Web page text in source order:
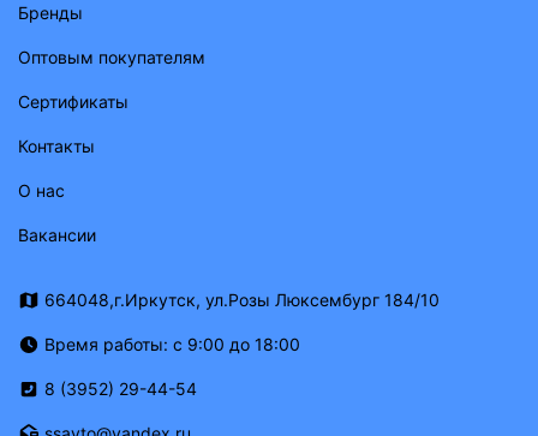
Бренды
Оптовым покупателям
Сертификаты
Контакты
О нас
Вакансии
664048,г.Иркутск, ул.Розы Люксембург 184/10
Время работы: с 9:00 до 18:00
8 (3952) 29-44-54